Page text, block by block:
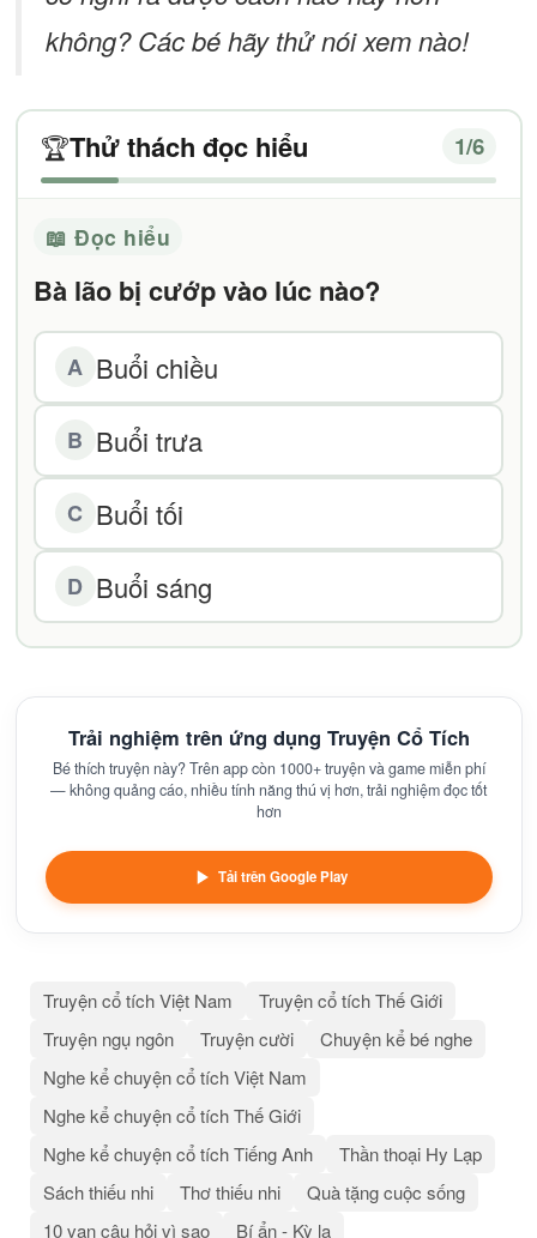
không? Các bé hãy thử nói xem nào!
🏆Thử thách đọc hiểu 1/6
📖 Đọc hiểu
Bà lão bị cướp vào lúc nào?
A Buổi chiều
B Buổi trưa
C Buổi tối
D Buổi sáng
Trải nghiệm trên ứng dụng Truyện Cổ Tích
Bé thích truyện này? Trên app còn 1000+ truyện và game miễn phí
— không quảng cáo, nhiều tính năng thú vị hơn, trải nghiệm đọc tốt
hơn
Tải trên Google Play
Truyện cổ tích Việt Nam
Truyện cổ tích Thế Giới
Truyện ngụ ngôn
Truyện cười
Chuyện kể bé nghe
Nghe kể chuyện cổ tích Việt Nam
Nghe kể chuyện cổ tích Thế Giới
Nghe kể chuyện cổ tích Tiếng Anh
Thần thoại Hy Lạp
Sách thiếu nhi
Thơ thiếu nhi
Quà tặng cuộc sống
10 vạn câu hỏi vì sao
Bí ẩn - Kỳ lạ